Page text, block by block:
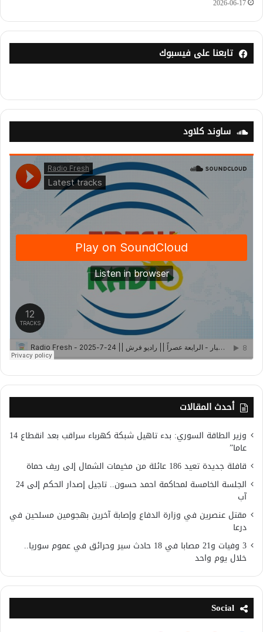
2026-06-17
تابعنا على فيسبوك
ساوند كلاود
أحدث المقالات
وزير الطاقة السوري: بدء تاهيل شبكة كهرباء سراقب بعد انقطاع 14
عاما”
قافلة جديدة تعيد 186 عائلة من مخيمات الشمال إلى ريف حماة
الجلسة الخامسة لمحاكمة احمد حسون.. تاجيل إصدار الحكم إلى 24
آب
مقتل عنصرين في وزارة الدفاع وإصابة آخرين بهجومين مسلحين في
درعا
3 وفيات و21 مصابا في 18 حادث سير وحرائق في عموم سوريا..
خلال يوم واحد
Social